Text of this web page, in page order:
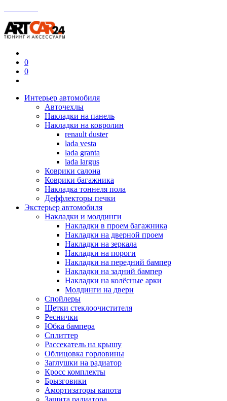
0
0
Интерьер автомобиля
Авточехлы
Накладки на панель
Накладки на ковролин
renault duster
lada vesta
lada granta
lada largus
Коврики салона
Коврики багажника
Накладка тоннеля пола
Деффлекторы печки
Экстерьер автомобиля
Накладки и молдинги
Накладки в проем багажника
Накладки на дверной проем
Накладки на зеркала
Накладки на пороги
Накладки на передний бампер
Накладки на задний бампер
Накладки на колёсные арки
Молдинги на двери
Спойлеры
Щетки стеклоочистителя
Реснички
Юбка бампера
Сплиттер
Рассекатель на крышу
Облицовка горловины
Заглушки на радиатор
Кросс комплекты
Брызговики
Амортизаторы капота
Защита радиатора